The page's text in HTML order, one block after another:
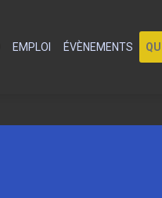
EMPLOI ÉVÈNEMENTS